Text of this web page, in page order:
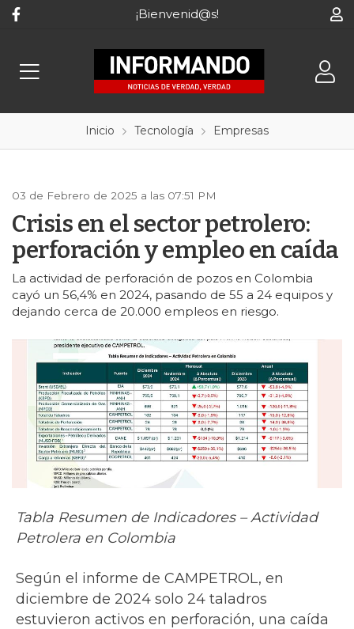
¡Bienvenid@s!
Inicio Tecnología Empresas
03 de Febrero de 2025 a las 07:51 PM
Crisis en el sector petrolero:
perforación y empleo en caída
La actividad de perforación de pozos en Colombia
cayó un 56,4% en 2024, pasando de 55 a 24 equipos y
dejando cerca de 20.000 empleos en riesgo.
Tabla Resumen de Indicadores – Actividad
Petrolera en Colombia
Según el informe de CAMPETROL, en
diciembre de 2024 solo 24 taladros
estuvieron activos en perforación, una caída